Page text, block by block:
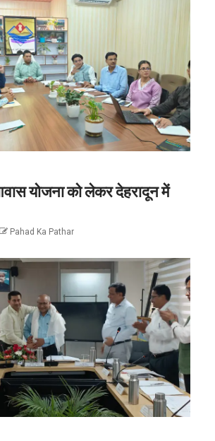
योजना को लेकर देहरादून में
Pahad Ka Pathar